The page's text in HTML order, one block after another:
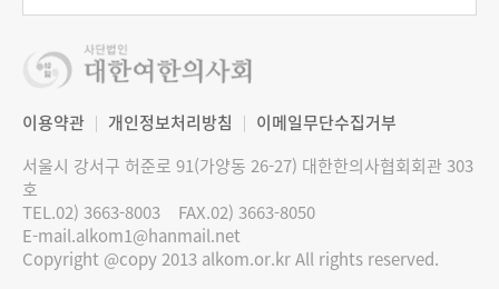
이용약관 개인정보처리방침
이메일무단수집거부
서울시 강서구 허준로 91(가양동 26-27) 대한한의사협회회관 303
호
TEL.02) 3663-8003
FAX.02) 3663-8050
E-mail.alkom1@hanmail.net
Copyright @copy 2013 alkom.or.kr All rights reserved.